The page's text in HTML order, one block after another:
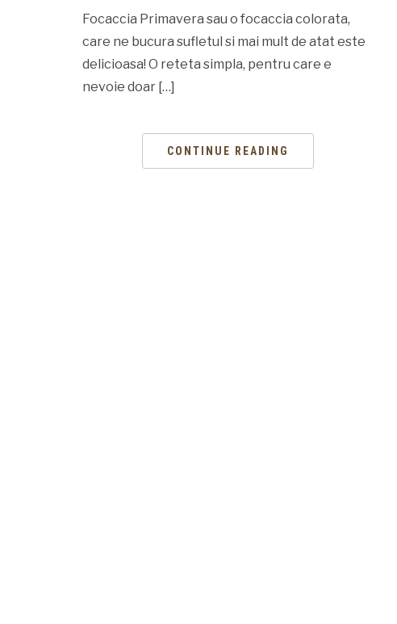
Focaccia Primavera sau o focaccia colorata,
care ne bucura sufletul si mai mult de atat este
delicioasa! O reteta simpla, pentru care e
nevoie doar […]
CONTINUE READING